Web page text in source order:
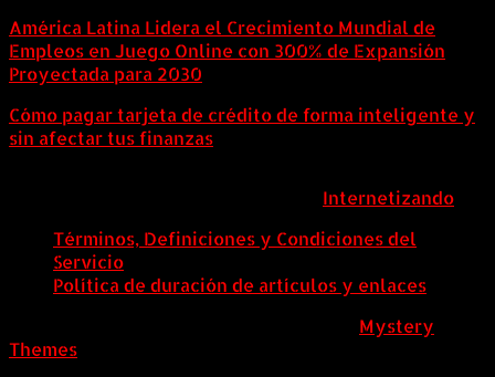
América Latina Lidera el Crecimiento Mundial de
Empleos en Juego Online con 300% de Expansión
Proyectada para 2030
Cómo pagar tarjeta de crédito de forma inteligente y
sin afectar tus finanzas
Internetizando
Términos, Definiciones y Condiciones del
Servicio
Política de duración de artículos y enlaces
Mystery
Themes